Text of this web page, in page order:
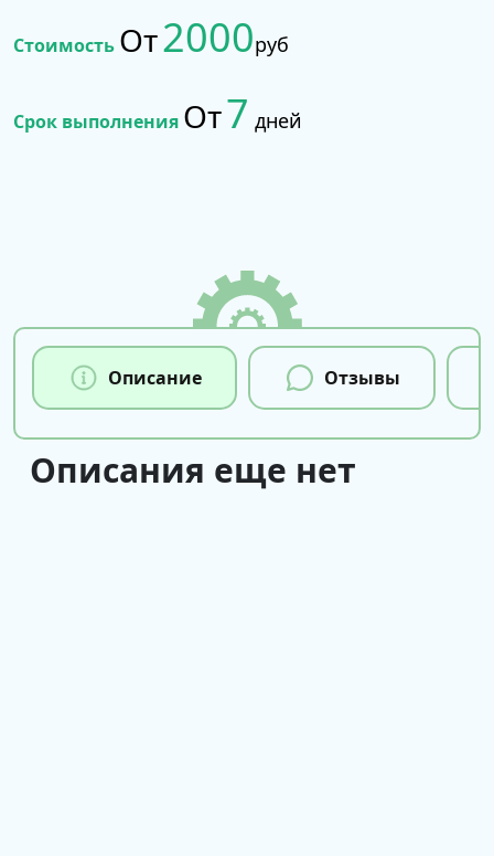
Стоимость От2000руб
Срок выполнения От7 дней
Описание Отзывы
Описания еще нет